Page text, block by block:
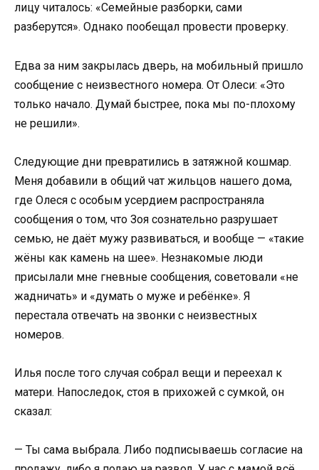
лицу читалось: «Семейные разборки, сами
разберутся». Однако пообещал провести проверку.
Едва за ним закрылась дверь, на мобильный пришло
сообщение с неизвестного номера. От Олеси: «Это
только начало. Думай быстрее, пока мы по-плохому
не решили».
Следующие дни превратились в затяжной кошмар.
Меня добавили в общий чат жильцов нашего дома,
где Олеся с особым усердием распространяла
сообщения о том, что Зоя сознательно разрушает
семью, не даёт мужу развиваться, и вообще — «такие
жёны как камень на шее». Незнакомые люди
присылали мне гневные сообщения, советовали «не
жадничать» и «думать о муже и ребёнке». Я
перестала отвечать на звонки с неизвестных
номеров.
Илья после того случая собрал вещи и переехал к
матери. Напоследок, стоя в прихожей с сумкой, он
сказал:
— Ты сама выбрала. Либо подписываешь согласие на